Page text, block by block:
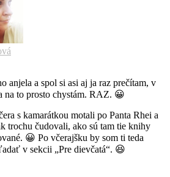
anjela a spol si asi aj ja raz prečítam, v
na to prosto chystám. RAZ. 😀
s kamarátkou motali po Panta Rhei a
trochu čudovali, ako sú tam tie knihy
😀 Po včerajšku by som ti teda
v sekcii „Pre dievčatá“. 😆